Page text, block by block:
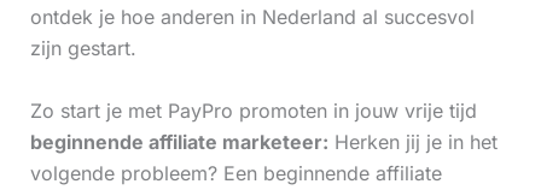
ontdek je hoe anderen in Nederland al succesvol
zijn gestart.
Zo start je met PayPro promoten in jouw vrije tijd
beginnende affiliate marketeer: Herken jij je in het
volgende probleem? Een beginnende affiliate